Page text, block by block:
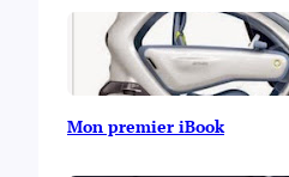
Mon premier iBook